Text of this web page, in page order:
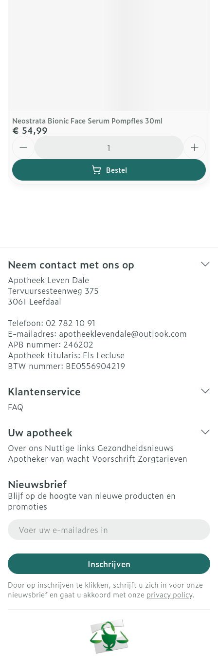
Neostrata Bionic Face Serum Pompfles 30ml
€ 54,99
Bestel
Neem contact met ons op
Apotheek Leven Dale
Tervuursesteenweg 375
3061 Leefdaal
Telefoon: 02 782 10 91
E-mailadres: apotheeklevendale@outlook.com
APB nummer: 246202
Apotheek titularis: Els Lecluse
BTW nummer: BE0556904219
Klantenservice
FAQ
Uw apotheek
Over ons Nuttige links Gezondheidsnieuws
Apotheker van wacht Voorschrift Zorgtarieven
Nieuwsbrief
Blijf op de hoogte van nieuwe producten en
promoties
Inschrijven
Door op inschrijven te klikken, schrijft u zich in voor onze
nieuwsbrief en gaat u akkoord met onze privacy policy.